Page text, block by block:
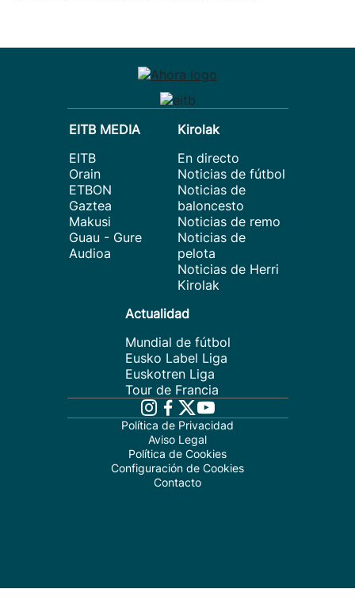
EITB MEDIA
EITB
Orain
ETBON
Gaztea
Makusi
Guau - Gure
Audioa
Kirolak
En directo
Noticias de fútbol
Noticias de
baloncesto
Noticias de remo
Noticias de
pelota
Noticias de Herri
Kirolak
Actualidad
Mundial de fútbol
Eusko Label Liga
Euskotren Liga
Tour de Francia
Política de Privacidad
Aviso Legal
Política de Cookies
Configuración de Cookies
Contacto